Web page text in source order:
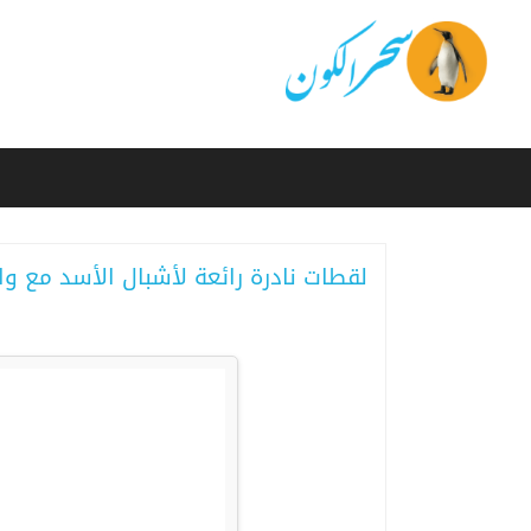
لقطات نادرة رائعة لأشبال الأسد مع